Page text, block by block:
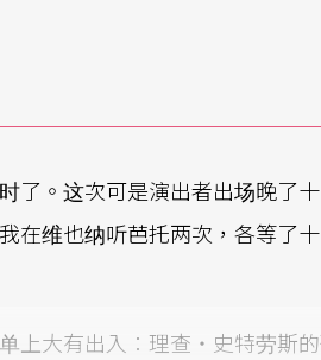
了。这次可是演出者出场晚了
在维也纳听芭托两次，各等了
上大有出入︰理查‧史特劳斯